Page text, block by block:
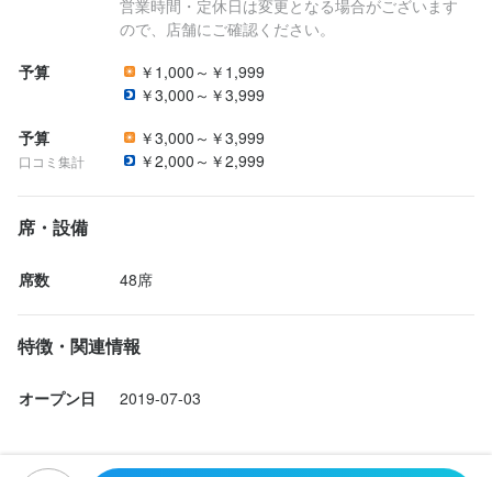
営業時間・定休日は変更となる場合がございます
ので、店舗にご確認ください。
予算
￥1,000～￥1,999
￥3,000～￥3,999
予算
口コミ集計
￥3,000～￥3,999
￥2,000～￥2,999
席・設備
席数 48席
特徴・関連情報
オープン日 2019-07-03